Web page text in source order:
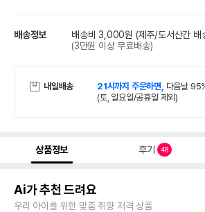
배송정보 배송비 3,000원 (제주/도서산간 배
(3만원 이상 무료배송)
내일배송 21시까지 주문하면, 다음날
(토, 일요일/공휴일 제외)
상품정보 후기 48
Ai가 추천 드려요
우리 아이를 위한 맞춤 취향 저격 상품